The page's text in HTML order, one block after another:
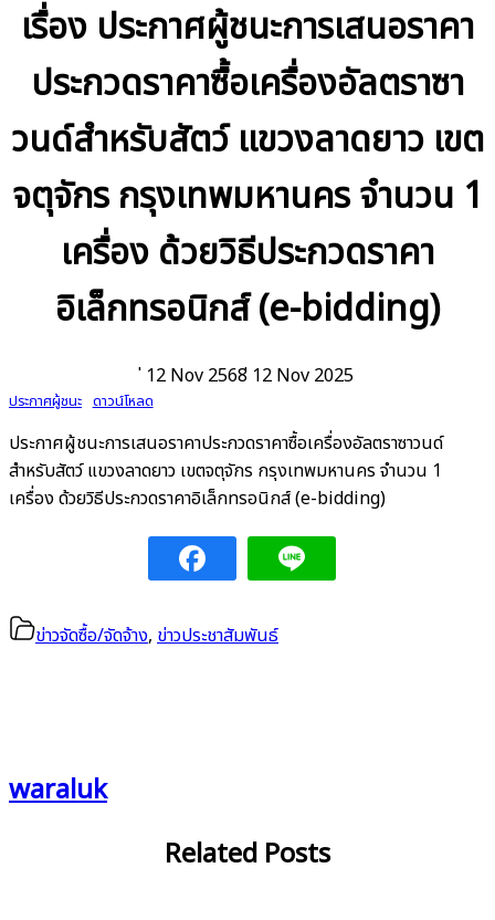
เรื่อง ประกาศผู้ชนะการเสนอราคา
ประกวดราคาซื้อเครื่องอัลตราซา
วนด์สำหรับสัตว์ แขวงลาดยาว เขต
จตุจักร กรุงเทพมหานคร จำนวน 1
เครื่อง ด้วยวิธีประกวดราคา
อิเล็กทรอนิกส์ (e-bidding)
่ 12 Nov 2568 ่ 12 Nov 2025
ประกาศผู้ชนะ ดาวน์โหลด
ประกาศผู้ชนะการเสนอราคาประกวดราคาซื้อเครื่องอัลตราซาวนด์
สำหรับสัตว์ แขวงลาดยาว เขตจตุจักร กรุงเทพมหานคร จำนวน 1
เครื่อง ด้วยวิธีประกวดราคาอิเล็กทรอนิกส์ (e-bidding)
ข่าวจัดซื้อ/จัดจ้าง, ข่าวประชาสัมพันธ์
waraluk
Related Posts